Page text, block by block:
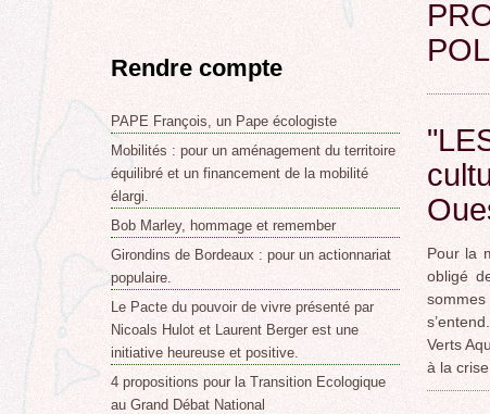
Pour la
obligé
sommes
Verts
à la
Rendre compte
PAPE François, un Pape écologiste
Mobilités : pour un aménagement du territoire
équilibré et un financement de la mobilité
élargi.
Bob Marley, hommage et remember
Girondins de Bordeaux : pour un actionnariat
populaire.
Le Pacte du pouvoir de vivre présenté par
Nicoals Hulot et Laurent Berger est une
initiative heureuse et positive.
4 propositions pour la Transition Ecologique
au Grand Débat National